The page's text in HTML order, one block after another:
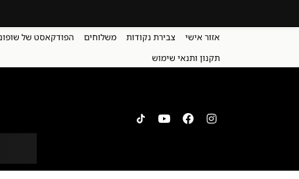
אזור אישי צבירת נקודות משלוחים הפודקאסט של
תקנון ותנאי שימוש